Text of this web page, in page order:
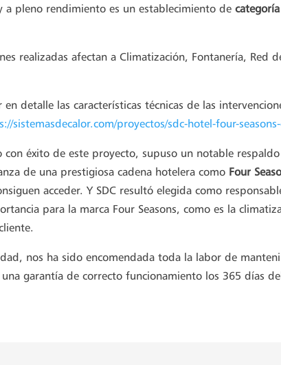
a pleno rendimiento es un establecimiento de
realizadas afectan a Climatización, Fontanería, Red
en detalle las características técnicas de las
sistemasdecalor.com/proyectos/sdc-hotel-four-
con éxito de este proyecto, supuso un notable
de una prestigiosa cadena hotelera como Four
acceder. Y SDC resultó elegida como
para la marca Four Seasons, como es la
nos ha sido encomendada toda la labor de
garantía de correcto funcionamiento los 365 días